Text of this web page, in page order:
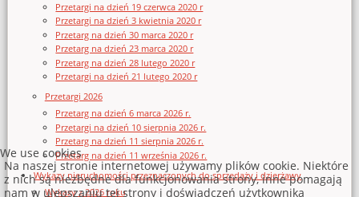
Przetargi na dzień 19 czerwca 2020 r
Przetargi na dzień 3 kwietnia 2020 r
Przetarg na dzień 30 marca 2020 r
Przetarg na dzień 23 marca 2020 r
Przetarg na dzień 28 lutego 2020 r
Przetargi na dzień 21 lutego 2020 r
Przetargi 2026
Przetarg na dzień 6 marca 2026 r.
Przetargi na dzień 10 sierpnia 2026 r.
Przetarg na dzień 11 sierpnia 2026 r.
Przetarg na dzień 11 września 2026 r.
Wykazy nieruchomości przeznaczonych do sprzedaży i dzierżawy
Wykazy z 2026 roku
We use cookies
Na naszej stronie internetowej używamy plików cookie. Niektóre
z nich są niezbędne dla funkcjonowania strony, inne pomagają
nam w ulepszaniu tej strony i doświadczeń użytkownika